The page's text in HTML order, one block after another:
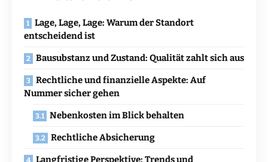
Lage, Lage, Lage: Warum der Standort
entscheidend ist
Bausubstanz und Zustand: Qualität zahlt sich aus
Rechtliche und finanzielle Aspekte: Auf
Nummer sicher gehen
Nebenkosten im Blick behalten
Rechtliche Absicherung
Langfristige Perspektive: Trends und